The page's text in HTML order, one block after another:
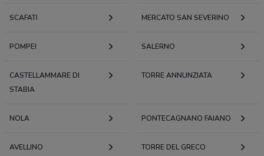
SCAFATI MERCATO SAN SEVERINO
POMPEI SALERNO
CASTELLAMMARE DI
STABIA
TORRE ANNUNZIATA
NOLA PONTECAGNANO FAIANO
AVELLINO TORRE DEL GRECO